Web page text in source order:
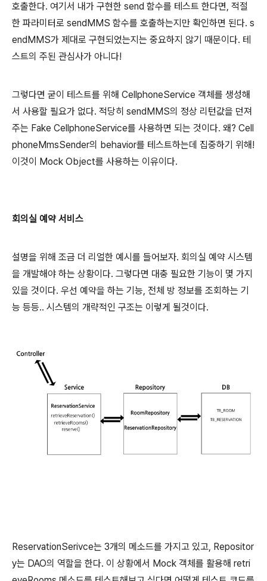
호출한다. 여기서 내가 구현한 send 함수를 테스트 한다면, 적절
한 파라미터로 sendMMS 함수를 호출하는지만 확인하면 된다. s
endMMS가 제대로 구현되었는지는 중요하지 않기 때문이다. 테
스트의 주된 관심사가 아니다!
그렇다면 굳이 테스트를 위해 CellphoneService 객체를 생성해
서 사용할 필요가 없다. 적당히 sendMMS의 정상 리턴값을 던져
주는 Fake CellphoneService를 사용하면 되는 것이다. 왜? Cell
phoneMmsSender의 behavior를 테스트하는데 집중하기 위해!
이것이 Mock Object를 사용하는 이유이다.
회의실 예약 서비스
설명을 위해 조금 더 리얼한 예시를 들어보자. 회의실 예약 시스템
을 개발해야 하는 상황이다. 그렇다면 대충 필요한 기능이 몇 가지
있을 것이다. 우선 예약을 하는 기능, 전체 방 정보를 조회하는 기
능 등등.. 시스템의 개략적인 구조는 이렇게 될것이다.
ReservationSerivce는 3개의 메소드를 가지고 있고, Repositor
y는 DAO의 역할을 한다. 이 상황에서 Mock 객체를 활용해 retri